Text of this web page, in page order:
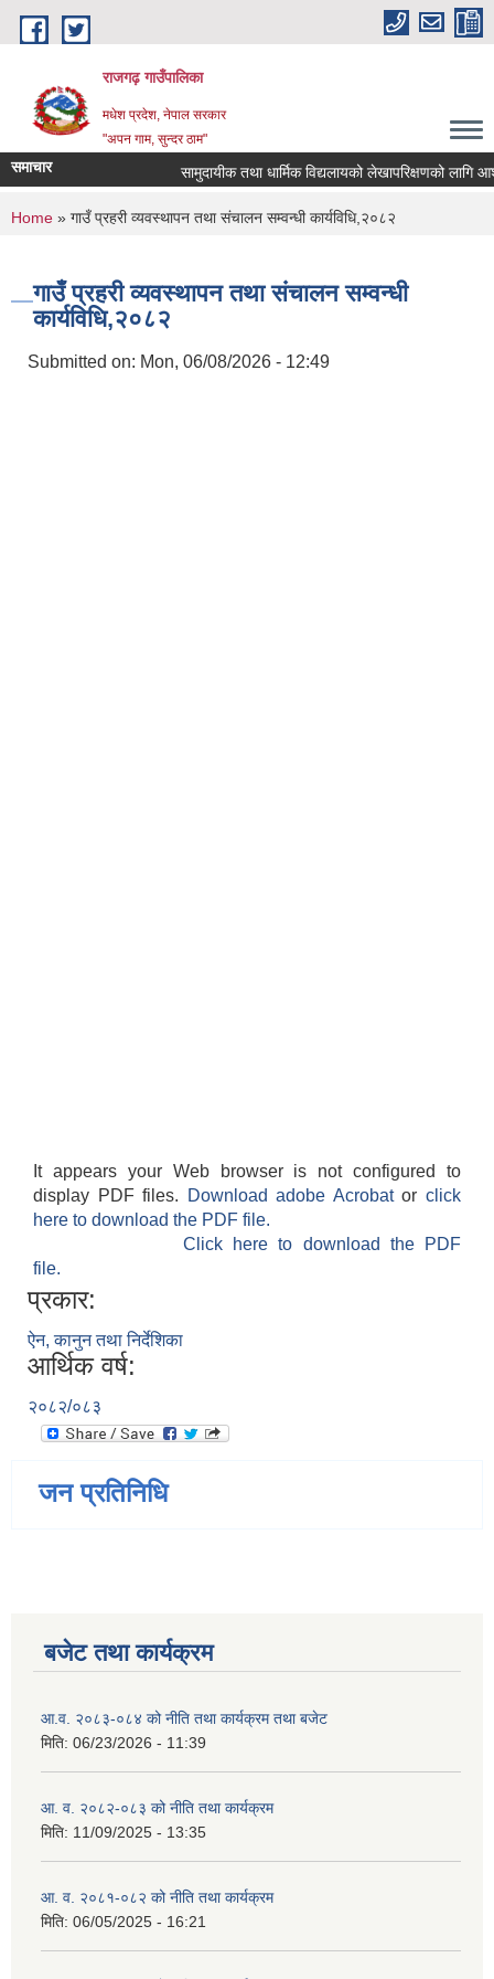
Skip to main content
राजगढ़ गाउँपालिका
मधेश प्रदेश, नेपाल सरकार
"अपन गाम, सुन्दर ठाम"
समाचार सामुदायीक तथा धार्मिक विद्यलायको लेखापरिक्षणको लागि
You are here
Home » गाउँ प्रहरी व्यवस्थापन तथा संचालन सम्वन्धी कार्यविधि,२०८२
गाउँ प्रहरी व्यवस्थापन तथा संचालन सम्वन्धी
कार्यविधि,२०८२
Submitted on: Mon, 06/08/2026 - 12:49
It appears your Web browser is not configured to
display PDF files.
Download adobe Acrobatorclick
here to download the PDF file.
Click here to download the PDF
file.
प्रकार:
ऐन, कानुन तथा निर्देशिका
आर्थिक वर्ष:
२०८२/०८३
जन प्रतिनिधि
बजेट तथा कार्यक्रम
आ.व. २०८३-०८४ को नीति तथा कार्यक्रम तथा बजेट
मिति: 06/23/2026 - 11:39
आ. व. २०८२-०८३ को नीति तथा कार्यक्रम
मिति: 11/09/2025 - 13:35
आ. व. २०८१-०८२ को नीति तथा कार्यक्रम
मिति: 06/05/2025 - 16:21